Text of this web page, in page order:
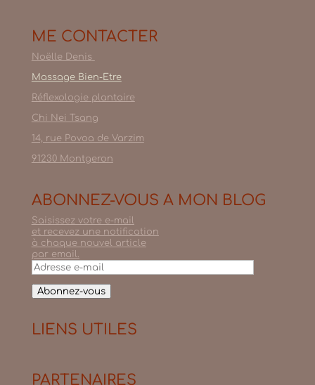
ME CONTACTER
Noëlle Denis
Massage Bien-Etre
Réflexologie plantaire
Chi Nei Tsang
14, rue Povoa de Varzim
91230 Montgeron
ABONNEZ-VOUS A MON BLOG
Saisissez votre e-mail
et recevez une notification
à chaque nouvel article
par email.
Adresse
e-
mail
Abonnez-vous
LIENS UTILES
PARTENAIRES